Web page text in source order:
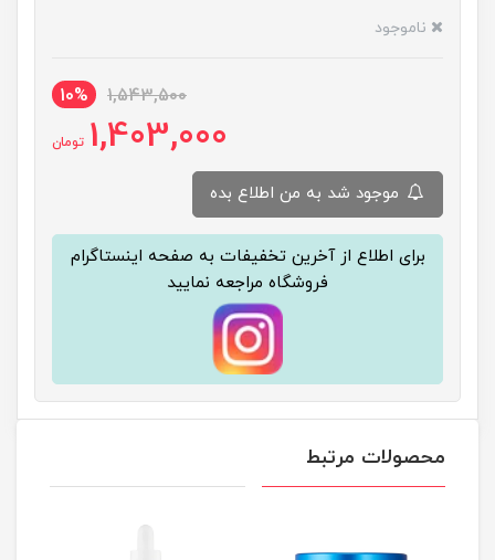
ناموجود
1,543,500
10%
1,403,000 تومان
برای اطلاع از آخرین تخفیفات به صفحه اینستاگرام
فروشگاه مراجعه نمایید
محصولات مرتبط